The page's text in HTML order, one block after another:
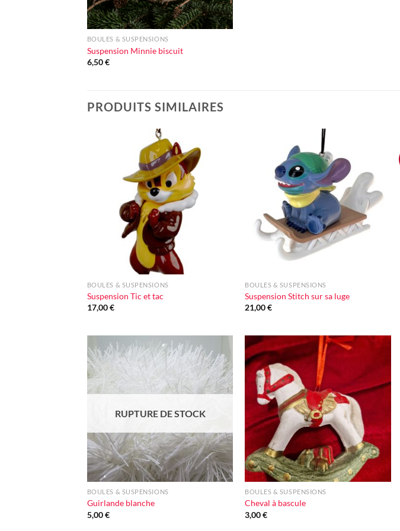
+
BOULES & SUSPENSIONS
Suspension Minnie biscuit
6,50€
PRODUITS SIMILAIRES
BOULES & SUSPENSIONS
Suspension Tic et tac
17,00€
d'envie
BOULES & SUSPENSIONS
Suspension Stitch sur sa luge
21,00€
Ajouter
à la liste
d'envie
+
RUPTURE DE STOCK
BOULES & SUSPENSIONS
Guirlande blanche
5,00€
à la liste
d'envie
+
BOULES & SUSPENSIONS
Cheval à bascule
3,00€